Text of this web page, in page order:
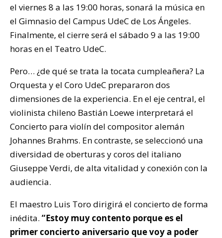
el viernes 8 a las 19:00 horas, sonará la música en
el Gimnasio del Campus UdeC de Los Ángeles.
Finalmente, el cierre será el sábado 9 a las 19:00
horas en el Teatro UdeC.
Pero… ¿de qué se trata la tocata cumpleañera? La
Orquesta y el Coro UdeC prepararon dos
dimensiones de la experiencia. En el eje central, el
violinista chileno Bastián Loewe interpretará el
Concierto para violín del compositor alemán
Johannes Brahms. En contraste, se seleccionó una
diversidad de oberturas y coros del italiano
Giuseppe Verdi, de alta vitalidad y conexión con la
audiencia.
El maestro Luis Toro dirigirá el concierto de forma
inédita. “Estoy muy contento porque es el
primer concierto aniversario que voy a poder